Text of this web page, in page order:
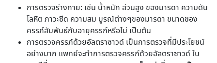
การตรวจร่างกาย: เช่น น้ำหนัก ส่วนสูง ของมารดา ความดัน
โลหิต ภาวะซีด ความสม บูรณ์ต่างๆของมารดา ขนาดของ
ครรภ์สัมพันธ์กับอายุครรภ์หรือไม่ เป็นต้น
การตรวจครรภ์ด้วยอัลตราซาวด์ เป็นการตรวจที่มีประโยชน์
อย่างมาก แพทย์จะทำการตรวจครรภ์ด้วยอัลตราซาวด์ ใน